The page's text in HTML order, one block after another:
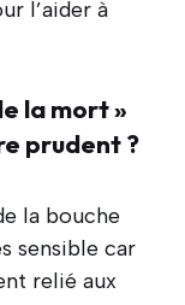
l’aider à
la mort »
prudent ?
la bouche
sensible car
relié aux